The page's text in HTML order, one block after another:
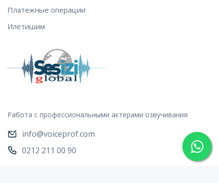
Работа с профессиональными актерами озвучивания
info@voiceprof.com
0212 211 00 90
Платежные операции
Илетишим